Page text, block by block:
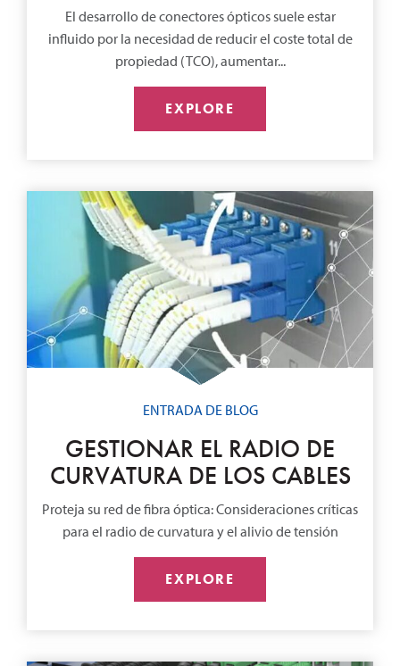
El desarrollo de conectores ópticos suele estar
influido por la necesidad de reducir el coste total de
propiedad (TCO), aumentar...
EXPLORE
ENTRADA DE BLOG
GESTIONAR EL RADIO DE
CURVATURA DE LOS CABLES
Proteja su red de fibra óptica: Consideraciones críticas
para el radio de curvatura y el alivio de tensión
EXPLORE